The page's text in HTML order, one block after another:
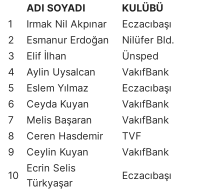
ADI SOYADI
KULÜBÜ
1
Irmak Nil Akpınar
Eczacıbaşı
2
Esmanur Erdoğan
Nilüfer Bld.
3
Elif İlhan
Ünsped
4
Aylin Uysalcan
VakıfBank
5
Eslem Yılmaz
Eczacıbaşı
6
Ceyda Kuyan
VakıfBank
7
Melis Başaran
VakıfBank
8
Ceren Hasdemir
TVF
9
Ceylin Kuyan
VakıfBank
10
Ecrin Selis
Türkyaşar
Eczacıbaşı